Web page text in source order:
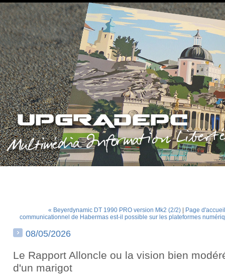
« Beyerdynamic DT 1990 PRO version Mk2 (2/2)
Page d'accueil
communicationnel de Habermas est-il possible sur les plateformes
08/05/2026
Le Rapport Alloncle ou la vision bien
d'un marigot